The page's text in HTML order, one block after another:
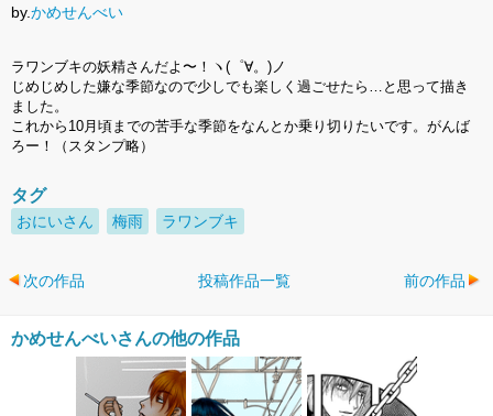
by.かめせんべい
ラワンブキの妖精さんだよ〜！ヽ(゜∀。)ノ
じめじめした嫌な季節なので少しでも楽しく過ごせたら…と思って描き
ました。
これから10月頃までの苦手な季節をなんとか乗り切りたいです。がんば
ろー！（スタンプ略）
タグ
おにいさん 梅雨 ラワンブキ
次の作品 投稿作品一覧 前の作品
かめせんべいさんの他の作品